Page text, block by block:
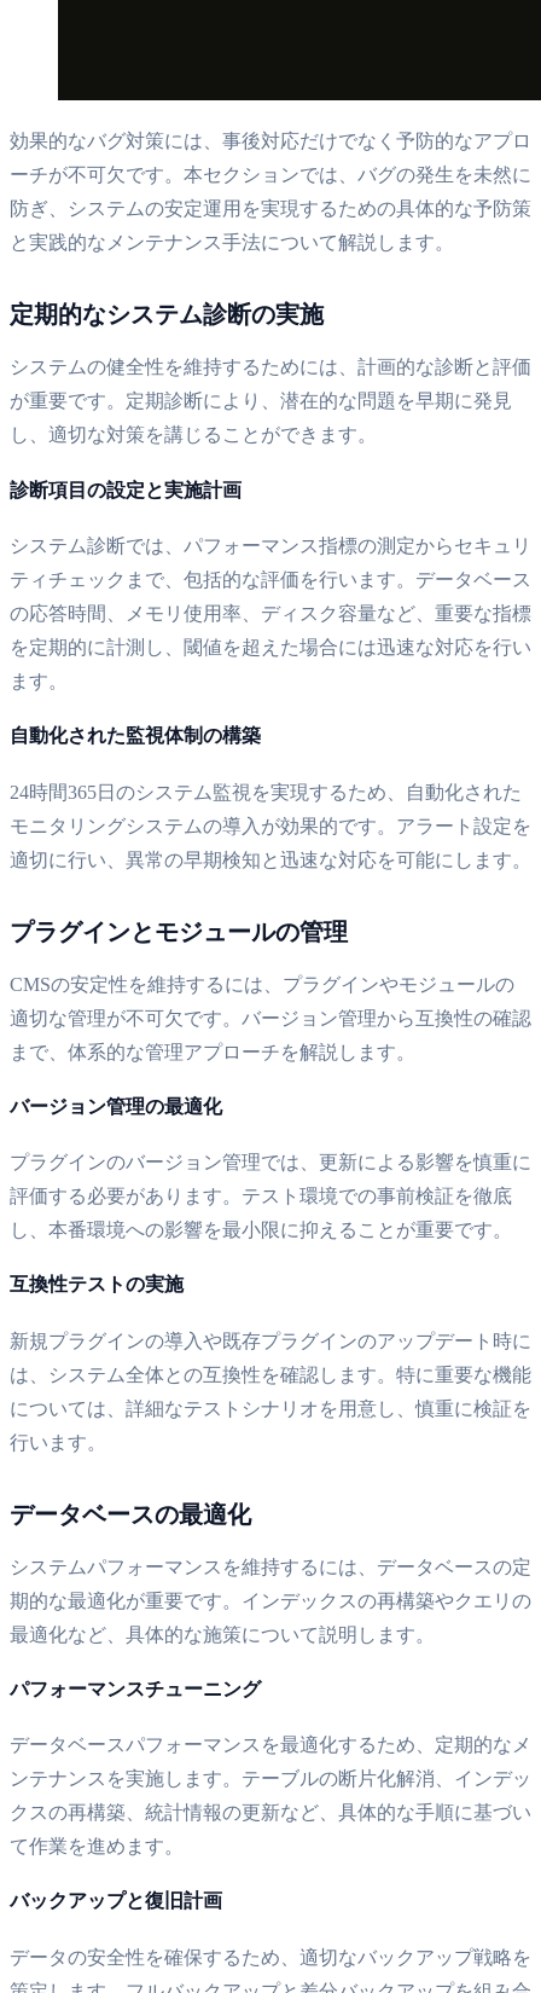
効果的なバグ対策には、事後対応だけでなく予防的なアプロ
ーチが不可欠です。本セクションでは、バグの発生を未然に
防ぎ、システムの安定運用を実現するための具体的な予防策
と実践的なメンテナンス手法について解説します。
定期的なシステム診断の実施
システムの健全性を維持するためには、計画的な診断と評価
が重要です。定期診断により、潜在的な問題を早期に発見
し、適切な対策を講じることができます。
診断項目の設定と実施計画
システム診断では、パフォーマンス指標の測定からセキュリ
ティチェックまで、包括的な評価を行います。データベース
の応答時間、メモリ使用率、ディスク容量など、重要な指標
を定期的に計測し、閾値を超えた場合には迅速な対応を行い
ます。
自動化された監視体制の構築
24時間365日のシステム監視を実現するため、自動化された
モニタリングシステムの導入が効果的です。アラート設定を
適切に行い、異常の早期検知と迅速な対応を可能にします。
プラグインとモジュールの管理
CMSの安定性を維持するには、プラグインやモジュールの
適切な管理が不可欠です。バージョン管理から互換性の確認
まで、体系的な管理アプローチを解説します。
バージョン管理の最適化
プラグインのバージョン管理では、更新による影響を慎重に
評価する必要があります。テスト環境での事前検証を徹底
し、本番環境への影響を最小限に抑えることが重要です。
互換性テストの実施
新規プラグインの導入や既存プラグインのアップデート時に
は、システム全体との互換性を確認します。特に重要な機能
については、詳細なテストシナリオを用意し、慎重に検証を
行います。
データベースの最適化
システムパフォーマンスを維持するには、データベースの定
期的な最適化が重要です。インデックスの再構築やクエリの
最適化など、具体的な施策について説明します。
パフォーマンスチューニング
データベースパフォーマンスを最適化するため、定期的なメ
ンテナンスを実施します。テーブルの断片化解消、インデッ
クスの再構築、統計情報の更新など、具体的な手順に基づい
て作業を進めます。
バックアップと復旧計画
データの安全性を確保するため、適切なバックアップ戦略を